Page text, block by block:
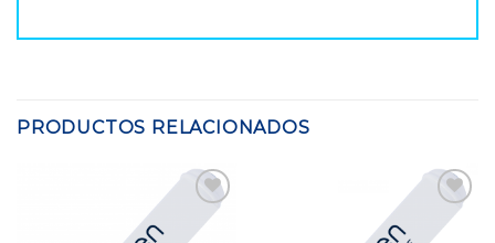
PRODUCTOS RELACIONADOS
Add to
Wishlist
Add to
Wishlist